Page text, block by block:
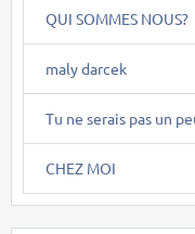
QUI SOMMES NOUS?
maly darcek
Tu ne serais pas un
CHEZ MOI